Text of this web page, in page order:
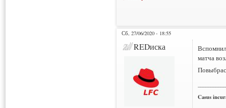
Сб, 27/06/2020 - 18:55
REDиска
матча
Casus